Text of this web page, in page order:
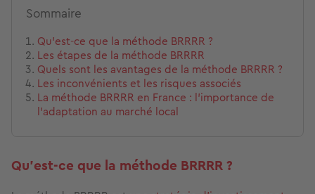
Sommaire
Qu'est-ce que la méthode BRRRR ?
Les étapes de la méthode BRRRR
Quels sont les avantages de la méthode BRRRR ?
Les inconvénients et les risques associés
La méthode BRRRR en France : l’importance de
l’adaptation au marché local
Qu'est-ce que la méthode BRRRR ?